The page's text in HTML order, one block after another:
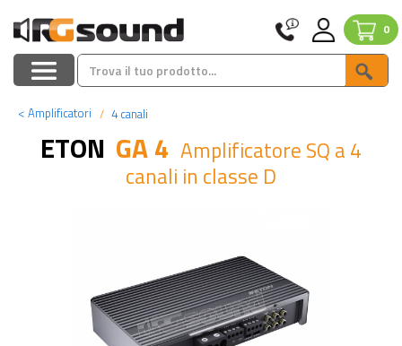
0
< Amplificatori 4 canali
ETON GA 4 Amplificatore SQ a 4
canali in classe D